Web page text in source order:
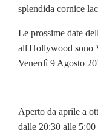
splendida cornice
Le prossime date
all'Hollywood sono
Venerdì 9 Agosto
Aperto da aprile a
dalle 20:30 alle 5:00